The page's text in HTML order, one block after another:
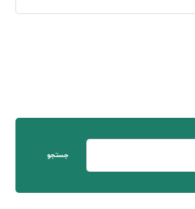
جستجو